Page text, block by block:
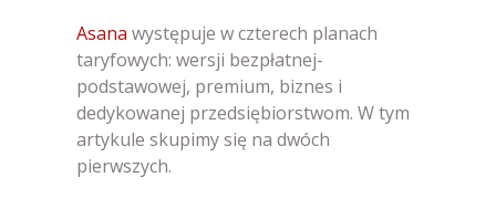
Asana występuje w czterech planach
taryfowych: wersji bezpłatnej-
podstawowej, premium, biznes i
dedykowanej przedsiębiorstwom. W tym
artykule skupimy się na dwóch
pierwszych.